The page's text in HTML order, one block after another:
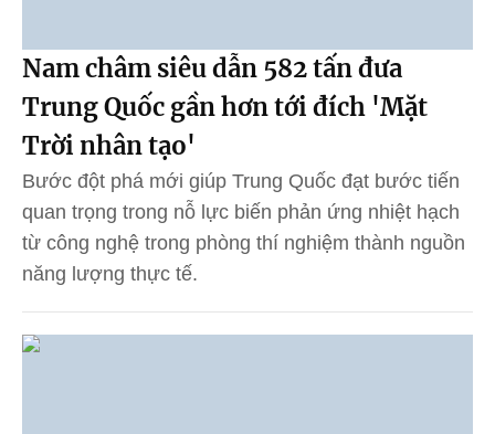
Nam châm siêu dẫn 582 tấn đưa
Trung Quốc gần hơn tới đích 'Mặt
Trời nhân tạo'
Bước đột phá mới giúp Trung Quốc đạt bước tiến
quan trọng trong nỗ lực biến phản ứng nhiệt hạch
từ công nghệ trong phòng thí nghiệm thành nguồn
năng lượng thực tế.